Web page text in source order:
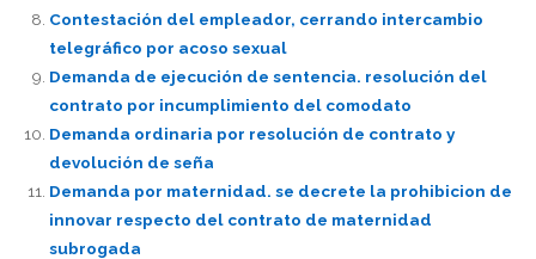
Contestación del empleador, cerrando intercambio
telegráfico por acoso sexual
Demanda de ejecución de sentencia. resolución del
contrato por incumplimiento del comodato
Demanda ordinaria por resolución de contrato y
devolución de seña
Demanda por maternidad. se decrete la prohibicion de
innovar respecto del contrato de maternidad
subrogada